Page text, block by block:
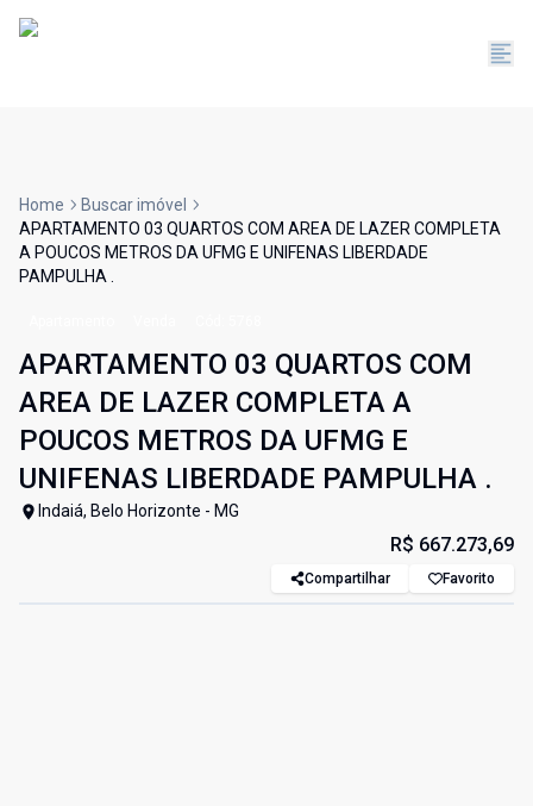
Home
Buscar imóvel
APARTAMENTO 03 QUARTOS COM AREA DE LAZER COMPLETA
A POUCOS METROS DA UFMG E UNIFENAS LIBERDADE
PAMPULHA .
APARTAMENTO 03 QUARTOS COM
AREA DE LAZER COMPLETA A
POUCOS METROS DA UFMG E
UNIFENAS LIBERDADE PAMPULHA .
Indaiá, Belo Horizonte - MG
R$ 667.273,69
Compartilhar Favorito